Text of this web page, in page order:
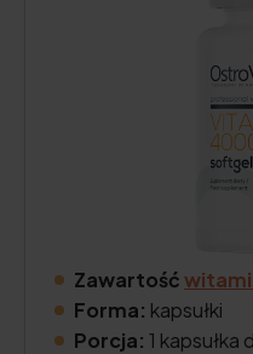
Zawartość
Forma: kapsułki
Porcja: 1 kapsułka